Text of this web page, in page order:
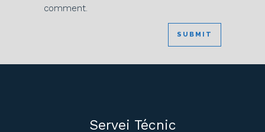
comment.
Servei Técnic